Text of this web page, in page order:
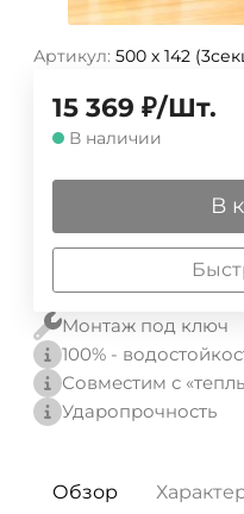
Артикул: 500 х 142
15 369 ₽/Шт.
В наличии
В
Монтаж под ключ
100% -
Совместим с
Ударопрочность
Обзор